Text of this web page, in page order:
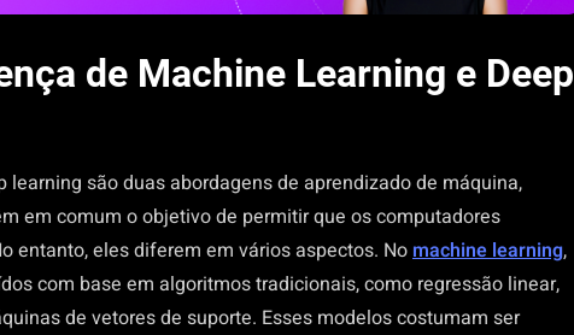
de Machine Learning e Deep
learning são duas abordagens de aprendizado de máquina,
em comum o objetivo de permitir que os computadores
entanto, eles diferem em vários aspectos. Nomachine learning,
com base em algoritmos tradicionais, como regressão linear,
de vetores de suporte. Esses modelos costumam ser